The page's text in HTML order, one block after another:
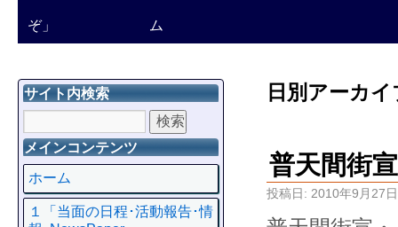
ぞ」 ム
日別アーカ
普天間街
投稿日: 2010年9月27日
サイト内検索
メインコンテンツ
ホーム
１「当面の日程･活動報告･情